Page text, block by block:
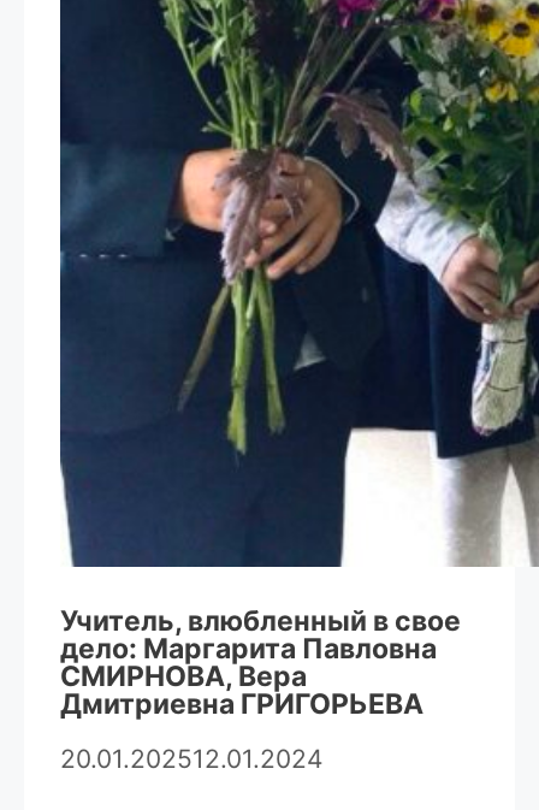
Учитель, влюбленный в свое
дело: Маргарита Павловна
СМИРНОВА, Вера
Дмитриевна ГРИГОРЬЕВА
20.01.202512.01.2024